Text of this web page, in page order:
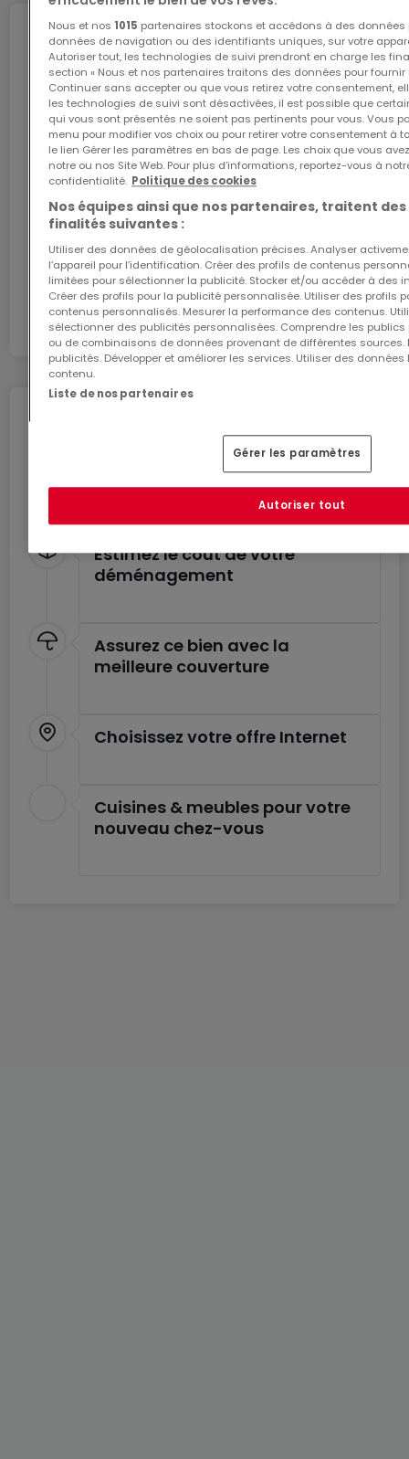
Internet
L'internet Giga : l'Internet à domicile
Bénéficiez d’1 mois d’internet gratuit avec le code
ATHOME26 sur le réseau le plus rapide du
Luxembourg.
J’y vais
En partenariat avec
Déménagez en toute
Profitez de ces services pour un déménagement
Estimez le coût de votre
déménagement
Assurez ce bien avec la
meilleure couverture
Choisissez votre offre Internet
Cuisines & meubles pour votre
nouveau chez-vous
Nous et nos 1015 partenaires stockons et accédons à des
données de navigation ou des identifiants uniques, sur votre
Autoriser tout, les technologies de suivi prendront en charge les
section « Nous et nos partenaires traitons des données pour fournir
Continuer sans accepter ou que vous retirez votre consentement,
les technologies de suivi sont désactivées, il est possible que
qui vous sont présentés ne soient pas pertinents pour vous. Vous
menu pour modifier vos choix ou pour retirer votre consentement à
le lien Gérer les paramètres en bas de page. Les choix que vous
notre ou nos Site Web. Pour plus d’informations, reportez-vous à
confidentialité. Politique des cookies
Nos équipes ainsi que nos partenaires, traitent
finalités suivantes :
Utiliser des données de géolocalisation précises. Analyser
l’appareil pour l’identification. Créer des profils de contenus
limitées pour sélectionner la publicité. Stocker et/ou accéder à des
Créer des profils pour la publicité personnalisée. Utiliser des profils
contenus personnalisés. Mesurer la performance des contenus.
sélectionner des publicités personnalisées. Comprendre les
ou de combinaisons de données provenant de différentes sources.
publicités. Développer et améliorer les services. Utiliser des
contenu.
Liste de nos partenaires
Gérer les paramètres
Autoriser tout